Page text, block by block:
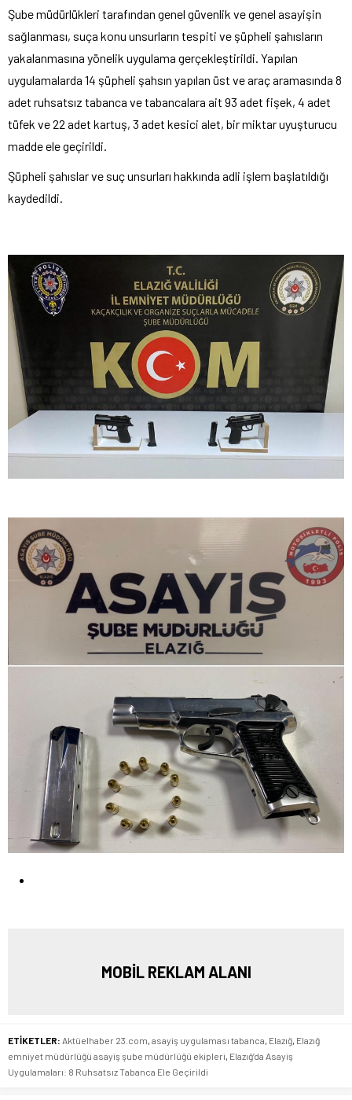
Şube müdürlükleri tarafından genel güvenlik ve genel asayişin
sağlanması, suça konu unsurların tespiti ve şüpheli şahısların
yakalanmasına yönelik uygulama gerçekleştirildi. Yapılan
uygulamalarda 14 şüpheli şahsın yapılan üst ve araç aramasında 8
adet ruhsatsız tabanca ve tabancalara ait 93 adet fişek, 4 adet
tüfek ve 22 adet kartuş, 3 adet kesici alet, bir miktar uyuşturucu
madde ele geçirildi.
Şüpheli şahıslar ve suç unsurları hakkında adli işlem başlatıldığı
kaydedildi.
MOBİL REKLAM ALANI
ETİKETLER: Aktüelhaber 23.com, asayiş uygulaması tabanca, Elazığ, Elazığ
emniyet müdürlüğü asayiş şube müdürlüğü ekipleri, Elazığ’da Asayiş
Uygulamaları: 8 Ruhsatsız Tabanca Ele Geçirildi